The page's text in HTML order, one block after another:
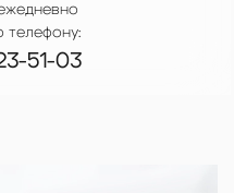
телефону:
51-03